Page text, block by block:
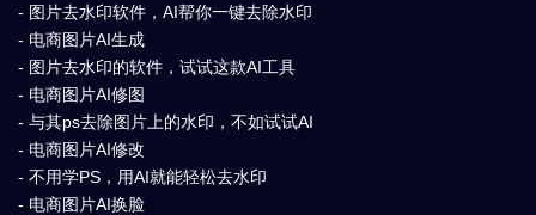
- 图片去水印软件，AI帮你一键去除水印
- 电商图片AI生成
- 图片去水印的软件，试试这款AI工具
- 电商图片AI修图
- 与其ps去除图片上的水印，不如试试AI
- 电商图片AI修改
- 不用学PS，用AI就能轻松去水印
- 电商图片AI换脸